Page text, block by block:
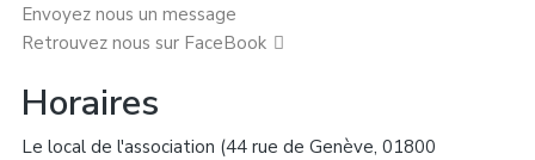
Envoyez nous un message
Retrouvez nous sur FaceBook
Horaires
Le local de l'association (44 rue de Genève, 01800